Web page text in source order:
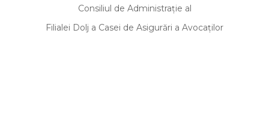
Consiliul de Administrație al
Filialei Dolj a Casei de Asigurări a Avocaților